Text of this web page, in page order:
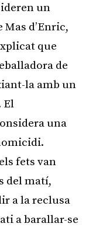
un
d’Enric,
que
de
la amb un
El
una
fets van
del matí,
a la reclusa
a barallar-se